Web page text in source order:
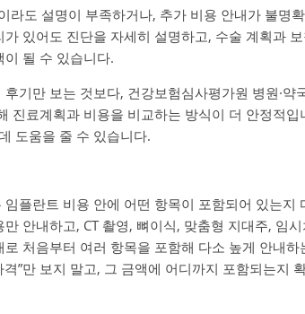
라도 설명이 부족하거나, 추가 비용 안내가 불명
있어도 진단을 자세히 설명하고, 수술 계획과 보
될 수 있습니다.
기만 보는 것보다, 건강보험심사평가원 병원·약
진료계획과 비용을 비교하는 방식이 더 안정적입
도움을 줄 수 있습니다.
플란트 비용 안에 어떤 항목이 포함되어 있는지
안내하고, CT 촬영, 뼈이식, 맞춤형 지대주, 임
처음부터 여러 항목을 포함해 다소 높게 안내하
”만 보지 말고, 그 금액에 어디까지 포함되는지